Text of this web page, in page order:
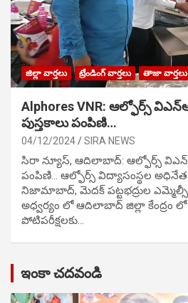
జిల్లా వార్తలు ట్రేండింగ్ వార్తలు తాజా వార్తలు
Alphores VNR: ఆల్ఫోర్స్
పుస్తకాలు పంపిణి…
04/12/2024 SIRA NEWS
సిరా న్యూస్, ఆదిలాబాద్: ఆల్ఫోర్స్
పంపిణి… ఆల్ఫోర్స్ విద్యాసంస్థల
నిజామాబాద్, మెదక్ పట్టభద్రుల ఎమ్మెల్సీ
అధ్వర్యం లో ఆదిలాబాద్ జిల్లా కేంద్రం లో
పోటిప‌రీక్ష‌ల‌కు…
ఇంకా చదవండి